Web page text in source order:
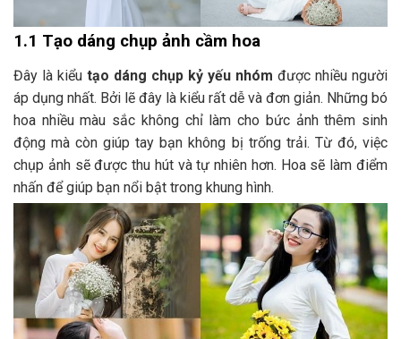
1.1 Tạo dáng chụp ảnh cầm hoa
Đây là kiểu tạo dáng chụp kỷ yếu nhóm được nhiều người
áp dụng nhất. Bởi lẽ đây là kiểu rất dễ và đơn giản. Những bó
hoa nhiều màu sắc không chỉ làm cho bức ảnh thêm sinh
động mà còn giúp tay bạn không bị trống trải. Từ đó, việc
chụp ảnh sẽ được thu hút và tự nhiên hơn. Hoa sẽ làm điểm
nhấn để giúp bạn nổi bật trong khung hình.